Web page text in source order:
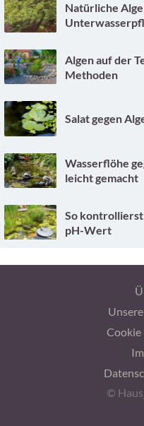
Natürliche
Algen auf der
Methoden
Salat gegen
Wasserflöhe
leicht gemacht
So
pH-Wert
Cookie
©